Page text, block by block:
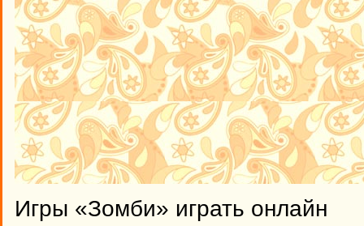
Игры «Зомби» играть онлайн